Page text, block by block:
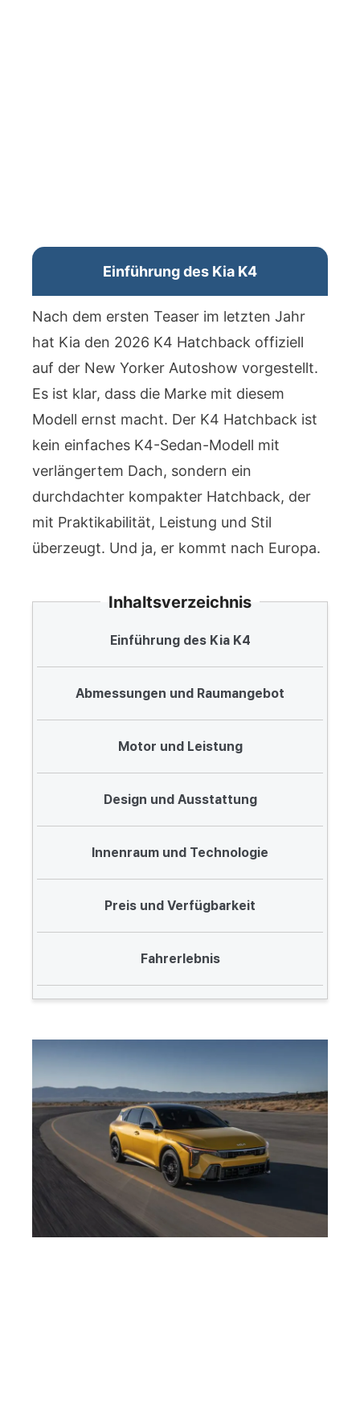
Einführung des Kia K4
Nach dem ersten Teaser im letzten Jahr
hat Kia den 2026 K4 Hatchback offiziell
auf der New Yorker Autoshow vorgestellt.
Es ist klar, dass die Marke mit diesem
Modell ernst macht. Der K4 Hatchback ist
kein einfaches K4-Sedan-Modell mit
verlängertem Dach, sondern ein
durchdachter kompakter Hatchback, der
mit Praktikabilität, Leistung und Stil
überzeugt. Und ja, er kommt nach Europa.
Inhaltsverzeichnis
Einführung des Kia K4
Abmessungen und Raumangebot
Motor und Leistung
Design und Ausstattung
Innenraum und Technologie
Preis und Verfügbarkeit
Fahrerlebnis